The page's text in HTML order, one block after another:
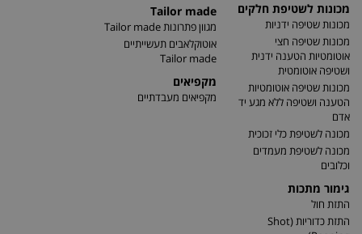
מכונות לשטיפת חלקים
מכונות שטיפה ידניות
מכונות שטיפה חצי
אוטומטיות הטענה ידנית
ושטיפה אוטומטית
מכונות שטיפה אוטומטיות
הטענה ושטיפה ללא מגע יד
אדם
מכונה לשטיפת כלי זכוכית
מכונה לשטיפת מעמדים
וכלובים
גימור מתכות
התזת חול
התזת כדוריות (Shot
Tailor made
מגוון פתרונות Tailor made
אוטוקלאבים תעשייתיים
Tailor made
מקפיאים
מקפיאים מעבדתיים